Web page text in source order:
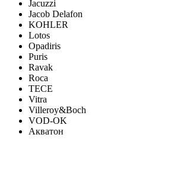
Jacuzzi
Jacob Delafon
KOHLER
Lotos
Opadiris
Puris
Ravak
Roca
TECE
Vitra
Villeroy&Boch
VOD-OK
Акватон